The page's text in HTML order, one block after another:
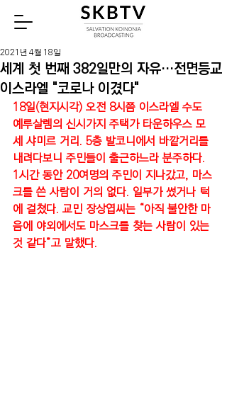
세계 첫 번째 382일만의 자유…전면등교
이스라엘 "코로나 이겼다"
2021년 4월 18일
18일(현지시각) 오전 8시쯤 이스라엘 수도
예루살렘의 신시가지 주택가 타운하우스 모
세 샤미르 거리. 5층 발코니에서 바깥거리를
내려다보니 주민들이 출근하느라 분주하다.
1시간 동안 20여명의 주민이 지나갔고, 마스
크를 쓴 사람이 거의 없다. 일부가 썼거나 턱
에 걸쳤다. 교민 장상엽씨는 “아직 불안한 마
음에 야외에서도 마스크를 찾는 사람이 있는
것 같다”고 말했다.